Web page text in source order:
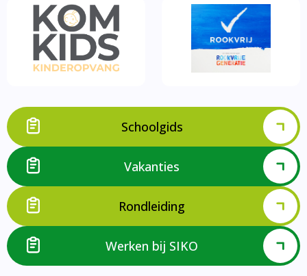
Schoolgids
Vakanties
Rondleiding
Werken bij SIKO